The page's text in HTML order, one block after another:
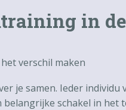
in
het verschil maken
je samen. Ieder individu
belangrijke schakel in het